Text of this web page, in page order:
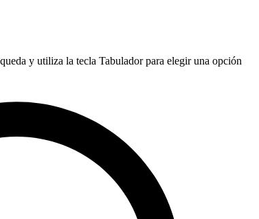
y utiliza la tecla Tabulador para elegir una opción